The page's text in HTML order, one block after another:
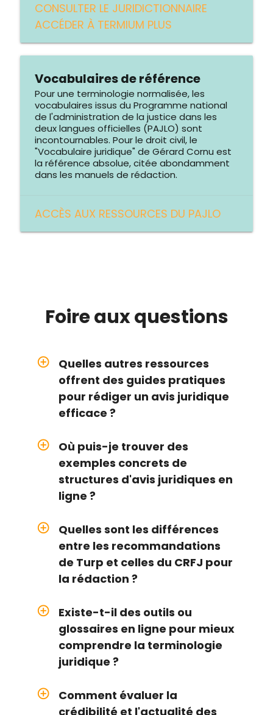
CONSULTER LE JURIDICTIONNAIRE
ACCÉDER À TERMIUM PLUS
Vocabulaires de référence
Pour une terminologie normalisée, les
vocabulaires issus du Programme national
de l'administration de la justice dans les
deux langues officielles (PAJLO) sont
incontournables. Pour le droit civil, le
"Vocabulaire juridique" de Gérard Cornu est
la référence absolue, citée abondamment
dans les manuels de rédaction.
ACCÈS AUX RESSOURCES DU PAJLO
Foire auxquestions
add_circle_outline
Quelles autres ressources
offrent des guides pratiques
pour rédiger un avis juridique
efficace ?
add_circle_outline
Où puis-je trouver des
exemples concrets de
structures d'avis juridiques en
ligne ?
add_circle_outline
Quelles sont les différences
entre les recommandations
de Turp et celles du CRFJ pour
la rédaction ?
add_circle_outline
Existe-t-il des outils ou
glossaires en ligne pour mieux
comprendre la terminologie
juridique ?
add_circle_outline
Comment évaluer la
crédibilité et l'actualité des